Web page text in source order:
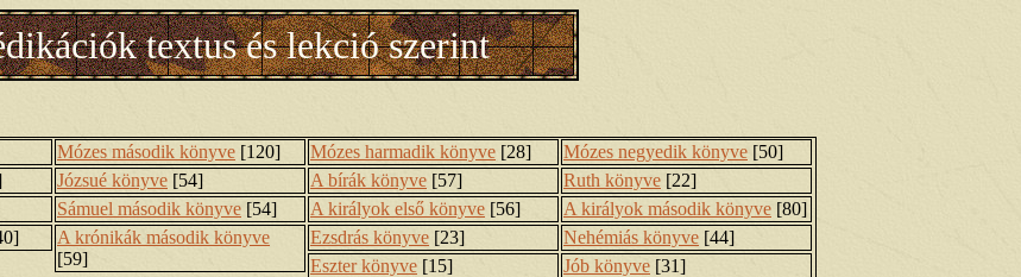
textus és lekció szerint
Mózes második könyve [120] Mózes harmadik könyve [28] Mózes negyedik könyve [50]
Józsué könyve [54] A bírák könyve [57] Ruth könyve [22]
Sámuel második könyve [54] A királyok első könyve [56] A királyok második könyve [80]
A krónikák második könyve
[59]
Ezsdrás könyve [23] Nehémiás könyve [44]
Eszter könyve [15] Jób könyve [31]